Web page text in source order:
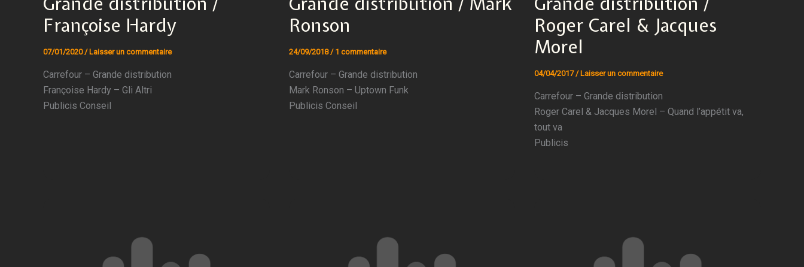
Françoise Hardy
07/01/2020/ Laisser un commentaire
Carrefour – Grande distribution
Françoise Hardy – Gli Altri
Publicis Conseil
Ronson
24/09/2018/ 1 commentaire
Carrefour – Grande distribution
Mark Ronson – Uptown Funk
Publicis Conseil
Roger Carel & Jacques
Morel
04/04/2017/ Laisser un commentaire
Carrefour – Grande distribution
Roger Carel & Jacques Morel – Quand l’appétit va,
tout va
Publicis